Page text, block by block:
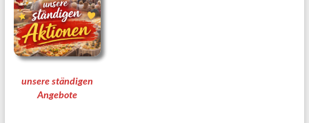
unsere ständigen
Angebote